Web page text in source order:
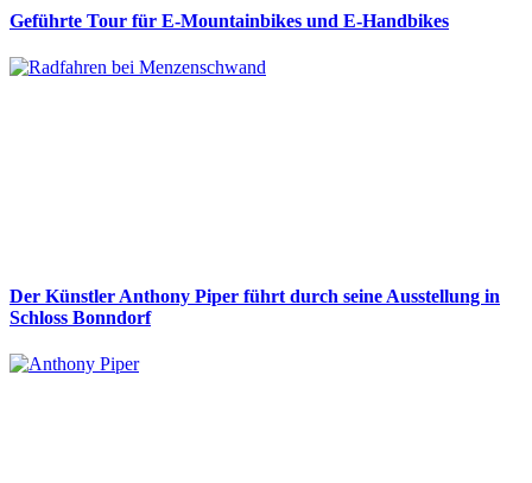
Geführte Tour für E-Mountainbikes und E-Handbikes
Der Künstler Anthony Piper führt durch seine Ausstellung in
Schloss Bonndorf